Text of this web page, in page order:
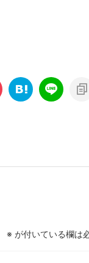
※ が付いている欄は